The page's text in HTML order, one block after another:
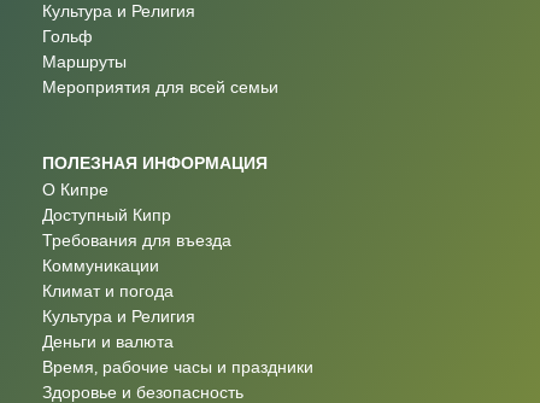
Культура и Религия
Гольф
Маршруты
Мероприятия для всей семьи
ПОЛЕЗНАЯ ИНФОРМАЦИЯ
О Кипре
Доступный Кипр
Требования для въезда
Коммуникации
Климат и погода
Культура и Религия
Деньги и валюта
Время, рабочие часы и праздники
Здоровье и безопасность